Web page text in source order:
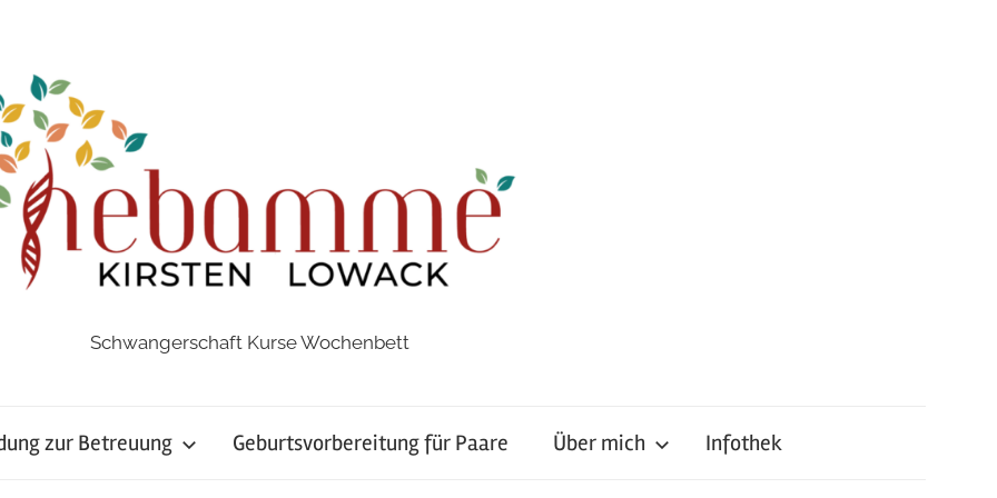
Schwangerschaft Kurse Wochenbett
zur Betreuung Geburtsvorbereitung für Paare Über mich Infothek